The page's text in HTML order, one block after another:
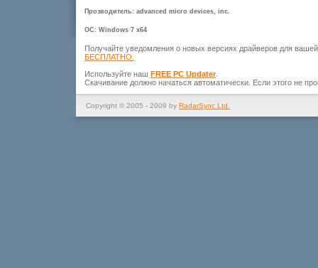
Прозводитель: advanced micro devices, inc.
ОС: Windows 7 x64
Получайте уведомления о новых версиях драйверов для
БЕСПЛАТНО.
Используйте наш FREE PC Updater.
Скачивание должно начаться автоматически. Если этого не
Copyright © 2005 - 2009 by RadarSync Ltd.